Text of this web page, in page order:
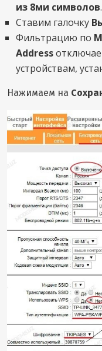
из 8ми символов.
Ставим галочку
Фильтрацию по
Address
устройствам,
Нажимаем на